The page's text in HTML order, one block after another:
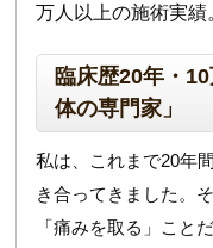
万人以上の施術実績
臨床歴20年・
体の専門家」
私は、これまで20年
き合ってきました。
「痛みを取る」こと